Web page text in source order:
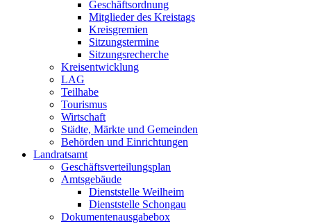
Geschäftsordnung
Mitglieder des Kreistags
Kreisgremien
Sitzungstermine
Sitzungsrecherche
Kreisentwicklung
LAG
Teilhabe
Tourismus
Wirtschaft
Städte, Märkte und Gemeinden
Behörden und Einrichtungen
Landratsamt
Geschäftsverteilungsplan
Amtsgebäude
Dienststelle Weilheim
Dienststelle Schongau
Dokumentenausgabebox